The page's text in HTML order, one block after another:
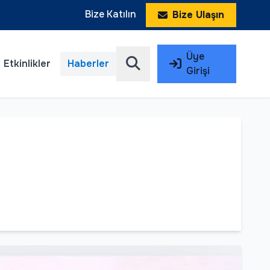
Bize Katılın Bize Ulaşın
Etkinlikler Haberler
Üye
Girişi